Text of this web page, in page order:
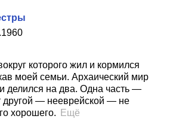
которого жил и кормился
моей семьи. Архаический мир
делился на два. Одна часть —
другой — нееврейской — не
хорошего.
Ещё